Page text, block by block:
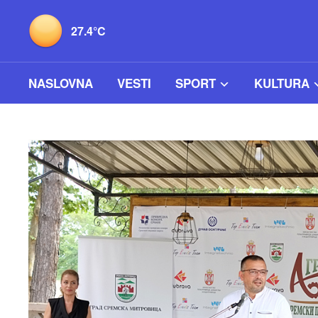
27.4°C
NASLOVNA VESTI SPORT KULTURA